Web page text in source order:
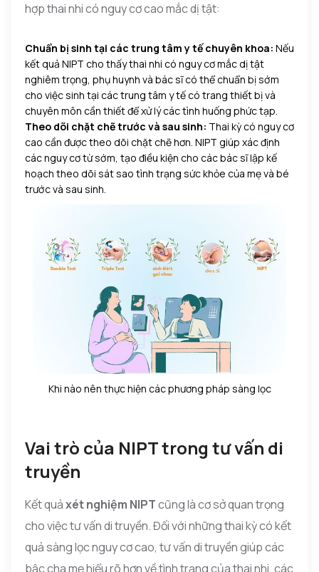
hợp thai nhi có nguy cơ cao mắc dị tật:
Chuẩn bị sinh tại các trung tâm y tế chuyên khoa: Nếu
kết quả NIPT cho thấy thai nhi có nguy cơ mắc dị tật
nghiêm trọng, phụ huynh và bác sĩ có thể chuẩn bị sớm
cho việc sinh tại các trung tâm y tế có trang thiết bị và
chuyên môn cần thiết để xử lý các tình huống phức tạp.
Theo dõi chặt chẽ trước và sau sinh: Thai kỳ có nguy cơ
cao cần được theo dõi chặt chẽ hơn. NIPT giúp xác định
các nguy cơ từ sớm, tạo điều kiện cho các bác sĩ lập kế
hoạch theo dõi sát sao tình trạng sức khỏe của mẹ và bé
trước và sau sinh.
Khi nào nên thực hiện các phương pháp sàng lọc
Vai trò của NIPT trong tư vấn di
truyền
Kết quảxét nghiệm NIPTcũng là cơ sở quan trọng
cho việc tư vấn di truyền. Đối với những thai kỳ có kết
quả sàng lọc nguy cơ cao, tư vấn di truyền giúp các
bậc cha mẹ hiểu rõ hơn về tình trạng của thai nhi, các